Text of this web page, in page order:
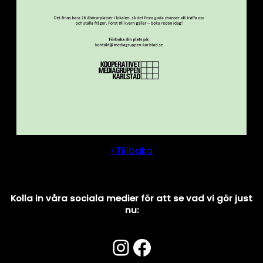
<Tillbaka
Kolla in våra sociala medier för att se vad vi gör just
nu:
Instagram
Facebook